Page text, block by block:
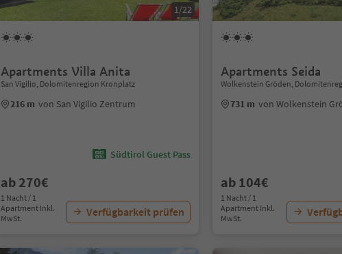
1/22
Apartments Villa Anita
San Vigilio, Dolomitenregion Kronplatz
216 m von San Vigilio Zentrum
Südtirol Guest Pass
ab 270€
1 Nacht / 1
Apartment Inkl.
MwSt.
Verfügbarkeit prüfen
Apartments Seida
Wolkenstein Gröden,
731 m von Wolkenstein
ab 104€
1 Nacht / 1
Apartment Inkl.
MwSt.